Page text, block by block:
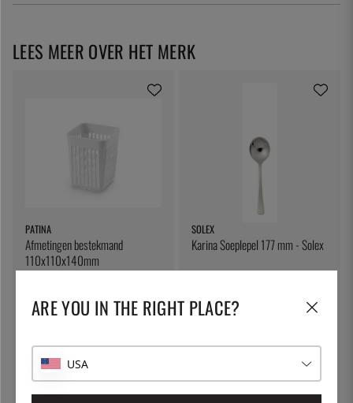
PATINA
Afmetingen bestekmand
110x110x140mm
SOLEX
Karina Soeplepel 177 mm - Solex
LEES MEER OVER HET MERK
ARE YOU IN THE RIGHT PLACE?
USA